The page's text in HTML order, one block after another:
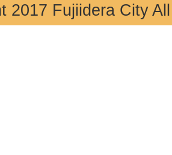
2017 Fujiidera City